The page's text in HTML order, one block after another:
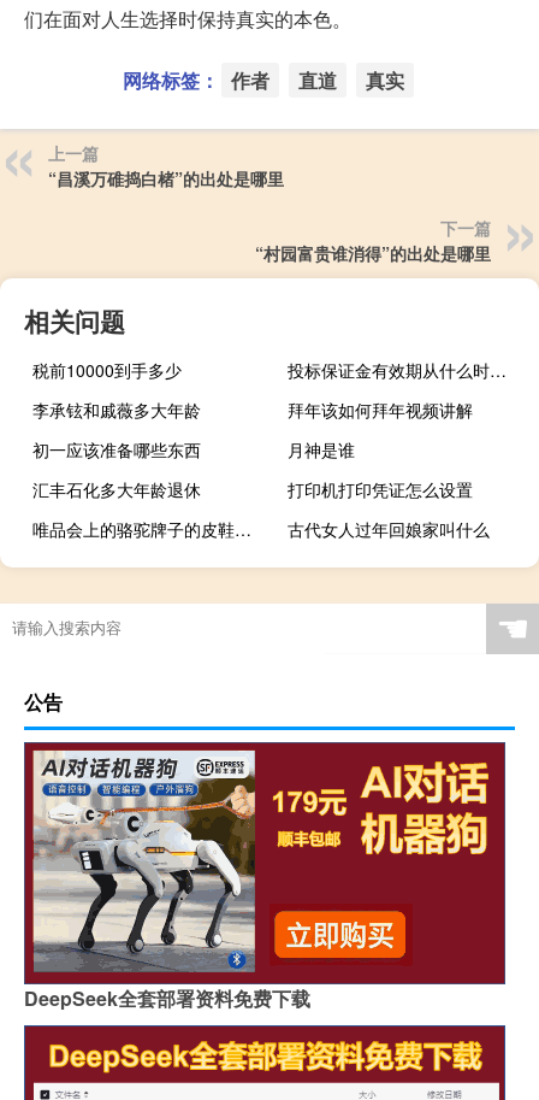
们在面对人生选择时保持真实的本色。
网络标签： 作者 直道 真实
上一篇
“昌溪万碓捣白楮”的出处是哪里
下一篇
“村园富贵谁消得”的出处是哪里
相关问题
税前10000到手多少
投标保证金有效期从什么时候算起（投标保证金有效期）
李承铉和戚薇多大年龄
拜年该如何拜年视频讲解
初一应该准备哪些东西
月神是谁
汇丰石化多大年龄退休
打印机打印凭证怎么设置
唯品会上的骆驼牌子的皮鞋是正品吗
古代女人过年回娘家叫什么
☚
公告
DeepSeek全套部署资料免费下载